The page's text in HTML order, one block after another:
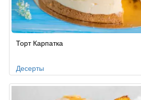
по
Торт Карпатка
Десерты